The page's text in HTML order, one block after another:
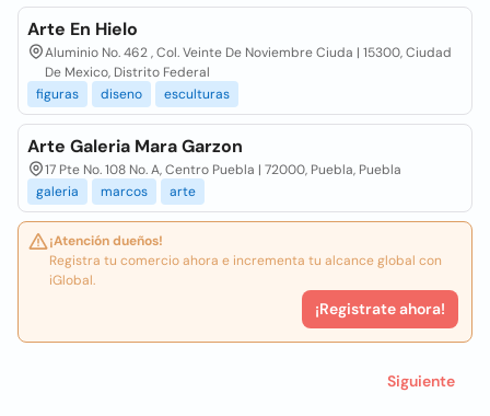
Arte En Hielo
Aluminio No. 462 , Col. Veinte De Noviembre Ciuda | 15300, Ciudad
De Mexico, Distrito Federal
figuras
diseno esculturas
Arte Galeria Mara Garzon
17 Pte No. 108 No. A, Centro Puebla | 72000, Puebla, Puebla
galeria
marcos arte
¡Atención dueños!
Registra tu comercio ahora e incrementa tu alcance global con
iGlobal.
¡Registrate ahora!
Siguiente